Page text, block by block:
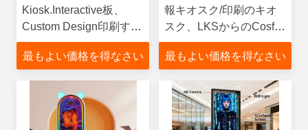
Kiosk.Interactive板、
Custom Design印刷する
デジタル請求あり次第提
供されます
最もよい価格を得なさい
報キオスク/印刷のキオ
スク、LKSからのCosf有
効な解決、中国
最もよい価格を得なさい